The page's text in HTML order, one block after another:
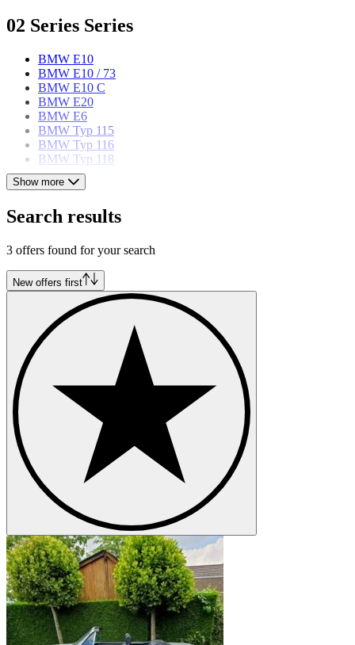
02 Series Series
BMW E10
BMW E10 / 73
BMW E10 C
BMW E20
BMW E6
BMW Typ 115
BMW Typ 116
BMW Typ 118
BMW models
BMW 3 Series
BMW 327
BMW 328
BMW 5 Series
BMW 503
BMW 6 Series
BMW 8 Series
BMW Z1
BMW Z8
Show more
Search results
3 offers found for your search
New offers first